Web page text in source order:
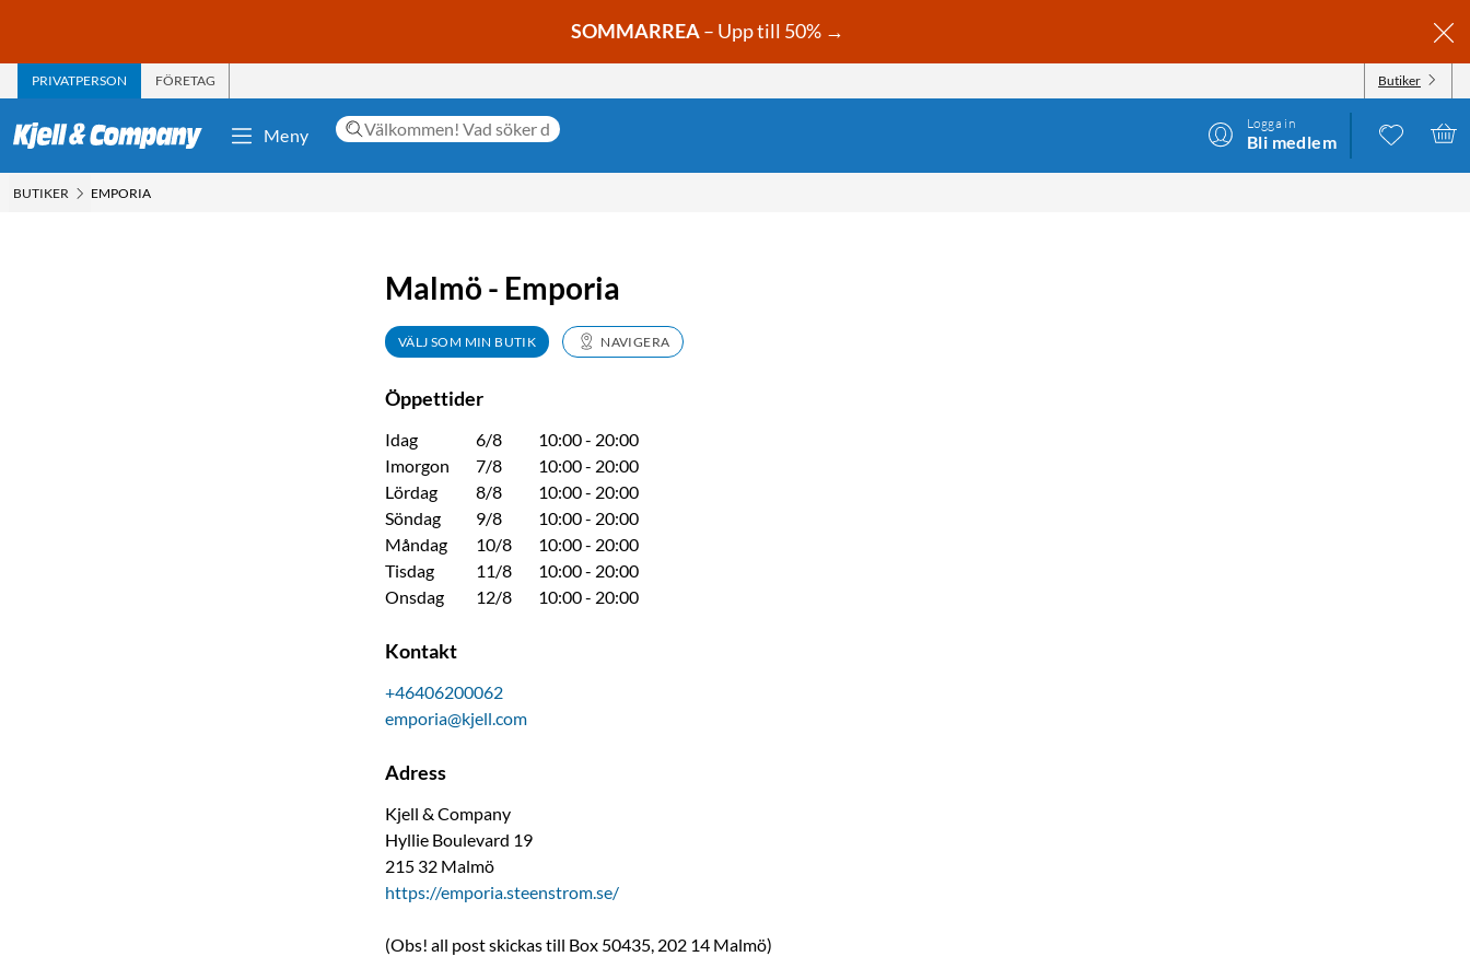
SOMMARREA– Upp till 50% →
PRIVATPERSON FÖRETAG Butiker
Meny
Logga in
Bli medlem
BUTIKER EMPORIA
Malmö - Emporia
VÄLJ SOM MIN BUTIK NAVIGERA
Öppettider
Idag
Imorgon
Lördag
Söndag
Måndag
Tisdag
Onsdag
6/8
7/8
8/8
9/8
10/8
11/8
12/8
10:00 - 20:00
10:00 - 20:00
10:00 - 20:00
10:00 - 20:00
10:00 - 20:00
10:00 - 20:00
10:00 - 20:00
Kontakt
+46406200062
emporia@kjell.com
Adress
Kjell & Company
Hyllie Boulevard 19
215 32 Malmö
https://emporia.steenstrom.se/
(Obs! all post skickas till Box 50435, 202 14 Malmö)